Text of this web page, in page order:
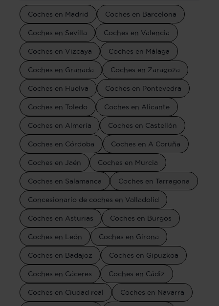
Coches en Madrid Coches en Barcelona
Coches en Sevilla Coches en Valencia
Coches en Vizcaya Coches en Málaga
Coches en Granada Coches en Zaragoza
Coches en Huelva Coches en Pontevedra
Coches en Toledo Coches en Alicante
Coches en Almería Coches en Castellón
Coches en Córdoba Coches en A Coruña
Coches en Jaén Coches en Murcia
Coches en Salamanca Coches en Tarragona
Concesionario de coches en Valladolid
Coches en Asturias Coches en Burgos
Coches en León Coches en Girona
Coches en Badajoz Coches en Gipuzkoa
Coches en Cáceres Coches en Cádiz
Coches en Ciudad real Coches en Navarra